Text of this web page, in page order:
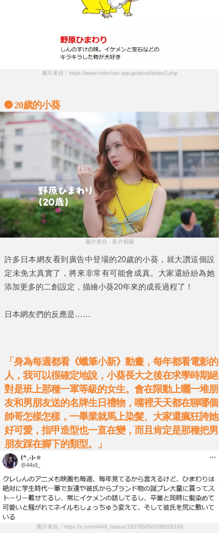
圖片來自：https://www.shinchan-app.jp/about/index2.php
20歲的小葵
圖片來自：影片截圖
許多日本網友看到廣告中登場的20歲的小葵 ，就大讚這個設
定未免太真實了，將來非常有可能會成真。大家還紛紛為她
添加更多的二創設定，描繪小葵20年來的成長過程了！
日本網友們的反應是……
「身為每週都看《蠟筆小新》動畫，每年都看電影的
人，我可以很確定地說，小葵長大之後在求學時期絕
對是班上那種一軍等級的女生。會在限動上曬一堆朋
友和男朋友送的名牌生日禮物，嘴裡天天都在聊哪個
帥哥怎樣怎樣，一畢業就馬上染髮、大家還瘋狂誇她
好可愛，指甲造型也一直在變，而且肯定是那種把男
朋友踩在腳下的類型。」
圖片來自：https://x.com/44xll_/status/1937858563399205169